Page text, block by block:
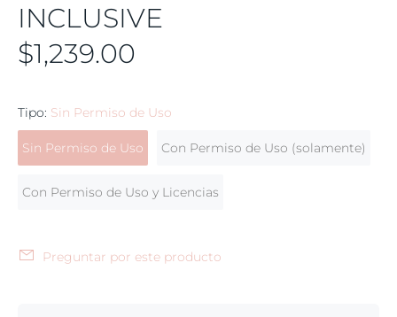
INCLUSIVE
$1,239.00
Tipo: Sin Permiso de Uso
Sin Permiso de Uso Con Permiso de Uso (solamente)
Con Permiso de Uso y Licencias
Preguntar por este producto